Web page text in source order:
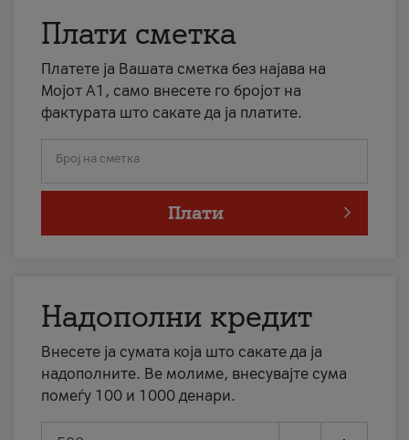
Плати сметка
Платете ја Вашата сметка без најава на
Мојот А1, само внесете го бројот на
фактурата што сакате да ја платите.
Број на сметка
Плати
Надополни кредит
Внесете ја сумата која што сакате да ја
надополните. Ве молиме, внесувајте сума
помеѓу 100 и 1000 денари.